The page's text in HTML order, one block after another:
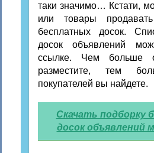
таки значимо… Кстати,
или товары
бесплатных досок.
досок объявлений
ссылке. Чем больше
разместите, тем
покупателей вы найдете.
Скачать подборку
досок объявлений